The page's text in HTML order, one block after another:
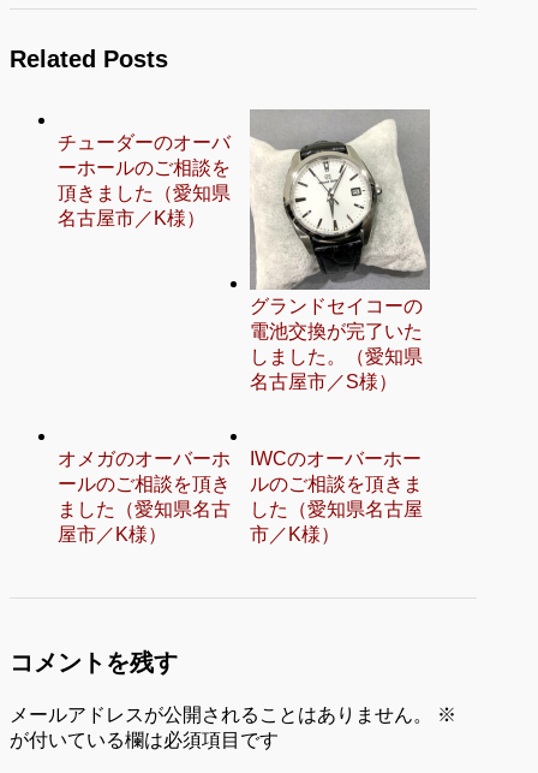
Related Posts
チューダーのオーバ
ーホールのご相談を
頂きました（愛知県
名古屋市／K様）
グランドセイコーの
電池交換が完了いた
しました。（愛知県
名古屋市／S様）
オメガのオーバーホ
ールのご相談を頂き
ました（愛知県名古
屋市／K様）
IWCのオーバーホー
ルのご相談を頂きま
した（愛知県名古屋
市／K様）
コメントを残す
メールアドレスが公開されることはありません。
※
が付いている欄は必須項目です